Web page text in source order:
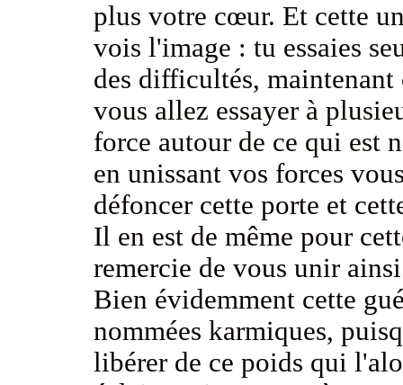
plus votre cœur. Et cette
vois l'image : tu essaies
des difficultés,
vous allez essayer à
force autour de ce qui est
enunissant vos forces
défoncer cette porte et
Il en est de même pour
remercie de vous unir
Bien évidemment cette
nommées karmiques,
libérer de ce poids qui